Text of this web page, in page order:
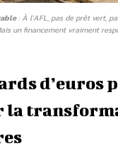
: À l’AFL, pas de prêt vert,
un financement vraiment
d’euros
la